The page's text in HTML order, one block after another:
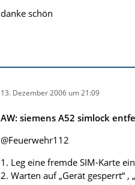
danke schön
13. Dezember 2006 um 21:09
AW: siemens A52 simlock
@Feuerwehr112
1. Leg eine fremde SIM-Karte
2. Warten auf „Gerät gesperrt“ ,